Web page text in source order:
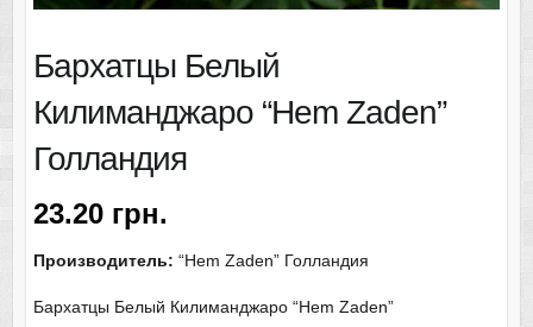
Бархатцы Белый
Килиманджаро “Hem Zaden”
Голландия
23.20 грн.
Производитель: “Hem Zaden” Голландия
Бархатцы Белый Килиманджаро “Hem Zaden”